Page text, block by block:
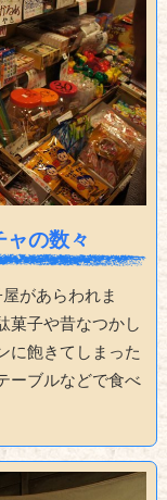
の数々
があらわれま
菓子や昔なつかし
に飽きてしまった
ーブルなどで食べ